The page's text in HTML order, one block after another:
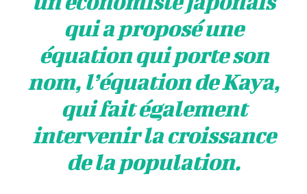
qui a proposé une
équation qui porte son
nom, l’équation de Kaya,
qui fait également
intervenir la croissance
de la population.